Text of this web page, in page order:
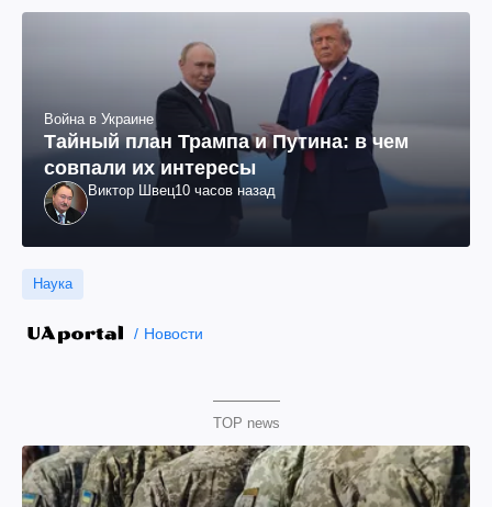
Война в Украине
Тайный план Трампа и Путина: в чем
совпали их интересы
Виктор Швец10 часов назад
Наука
Новости
TOP news